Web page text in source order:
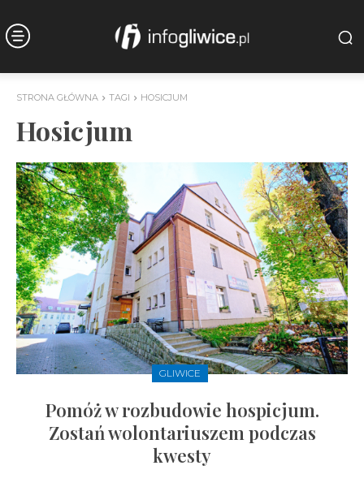
STRONA GŁÓWNA TAGI HOSICJUM
Hosicjum
GLIWICE
Pomóż w rozbudowie hospicjum.
Zostań wolontariuszem podczas
kwesty